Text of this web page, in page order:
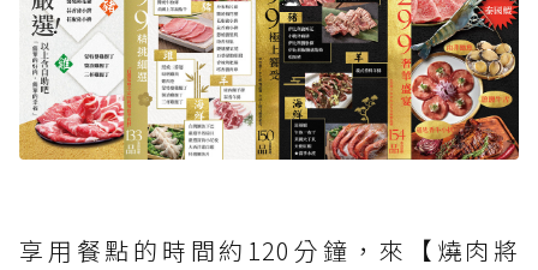
享用餐點的時間約120分鐘，來【燒肉將